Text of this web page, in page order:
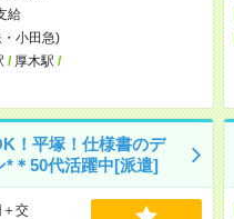
給
小田急)
/ 厚木駅 /
！平塚！仕様書のデ
*＊50代活躍中[派遣]
交